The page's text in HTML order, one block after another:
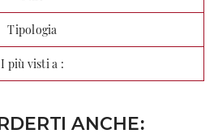
Tipologia
I più visti a :
ANCHE: